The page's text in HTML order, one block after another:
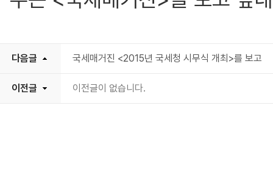
다음글 국세매거진 <2015년 국세청 시무식 개최>를 보고
이전글 이전글이 없습니다.